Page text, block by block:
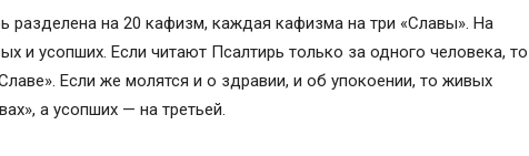
разделена на 20 кафизм, каждая кафизма на три «Славы». На
и усопших. Если читают Псалтирь только за одного человека, то
Если же молятся и о здравии, и об упокоении, то живых
а усопших — на третьей.